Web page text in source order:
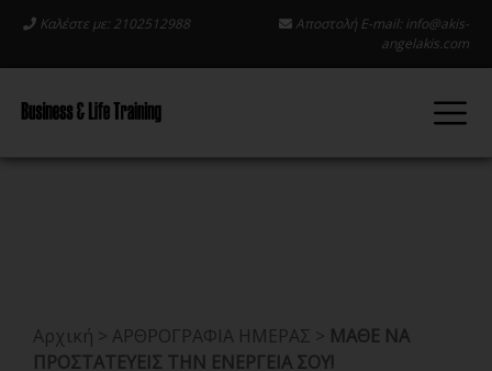
Καλέστε με: 2102512988 Αποστολή E-mail: info@akis-
angelakis.com
Αρχική > ΑΡΘΡΟΓΡΑΦΙΑ ΗΜΕΡΑΣ > ΜΑΘΕ ΝΑ
ΠΡΟΣΤΑΤΕΥΕΙΣ ΤΗΝ ΕΝΕΡΓΕΙΑ ΣΟΥ!